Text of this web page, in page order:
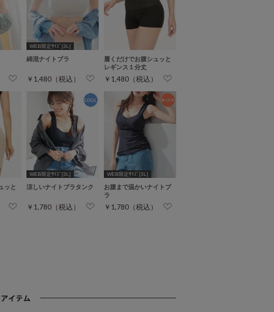
WEB限定ｻｲｽﾞ[3L]
綿混ナイトブラ
￥1,480（税込）
履くだけでお腹シュッと
レギンス１分丈
￥1,480（税込）
ッと
WEB限定ｻｲｽﾞ[3L]
涼しいナイトブラタンク
￥1,780（税込）
WEB限定ｻｲｽﾞ[3L]
お腹まで温かいナイトブ
ラ
￥1,780（税込）